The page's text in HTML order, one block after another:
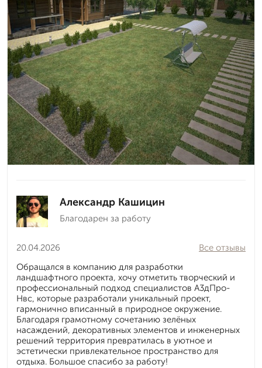
Александр Кашицин
Благодарен за работу
20.04.2026
Все отзывы
Обращался в компанию для разработки
ландшафтного проекта, хочу отметить творческий и
профессиональный подход специалистов А3дПро-
Нвс, которые разработали уникальный проект,
гармонично вписанный в природное окружение.
Благодаря грамотному сочетанию зелёных
насаждений, декоративных элементов и инженерных
решений территория превратилась в уютное и
эстетически привлекательное пространство для
отдыха. Большое спасибо за работу!